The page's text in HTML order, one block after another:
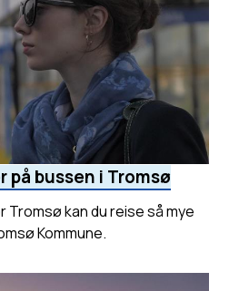
på bussen i Tromsø
kan du reise så mye
Kommune.